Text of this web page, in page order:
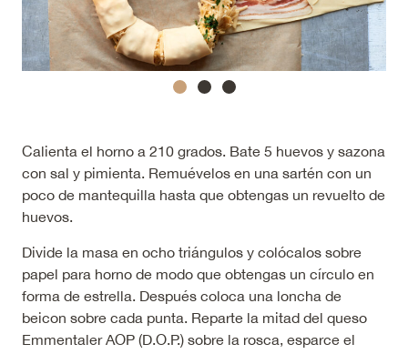
Calienta el horno a 210 grados. Bate 5 huevos y sazona
con sal y pimienta. Remuévelos en una sartén con un
poco de mantequilla hasta que obtengas un revuelto de
huevos.
Divide la masa en ocho triángulos y colócalos sobre
papel para horno de modo que obtengas un círculo en
forma de estrella. Después coloca una loncha de
beicon sobre cada punta. Reparte la mitad del queso
Emmentaler AOP (D.O.P.) sobre la rosca, esparce el